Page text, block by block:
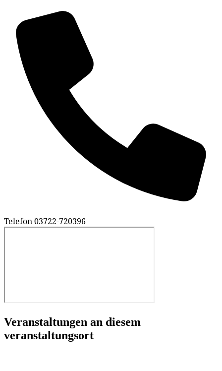
Telefon03722-720396
Veranstaltungen an diesem
veranstaltungsort